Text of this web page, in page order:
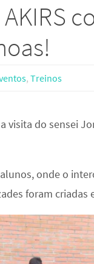
,Treinos
do sensei
onde o
foram criadas